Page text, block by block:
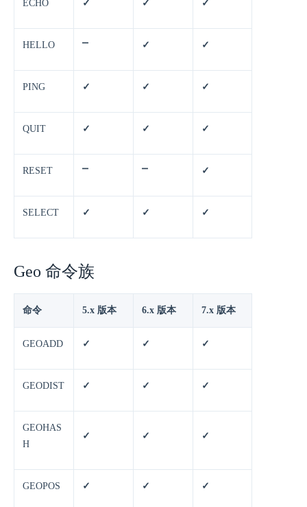
ECHO ✓ ✓ ✓
HELLO ⎻ ✓ ✓
PING ✓ ✓ ✓
QUIT ✓ ✓ ✓
RESET ⎻ ⎻ ✓
SELECT ✓ ✓ ✓
Geo 命令族
命令 5.x 版本 6.x 版本 7.x 版本
GEOADD ✓ ✓ ✓
GEODIST ✓ ✓ ✓
GEOHAS
H
✓ ✓ ✓
GEOPOS ✓ ✓ ✓